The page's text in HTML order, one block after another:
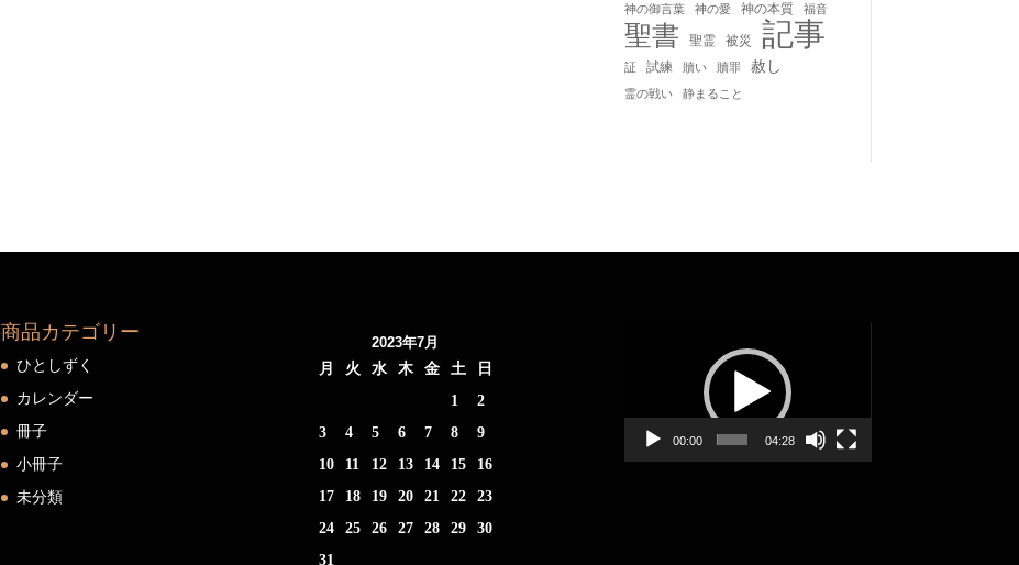
神の御言葉 神の愛 神の本質 福音
聖書 聖霊 被災 記事
証 試練 贖い 贖罪 赦し
霊の戦い 静まること
商品カテゴリー
ひとしずく
カレンダー
冊子
小冊子
未分類
2023年7月
月
火 水 木 金 土
日
1
2
3
4 5 6 7 8
9
10
11 12 13 14 15
16
17
18 19 20 21 22
23
24
25 26 27 28 29
30
31
ヤ
00:00 04:28